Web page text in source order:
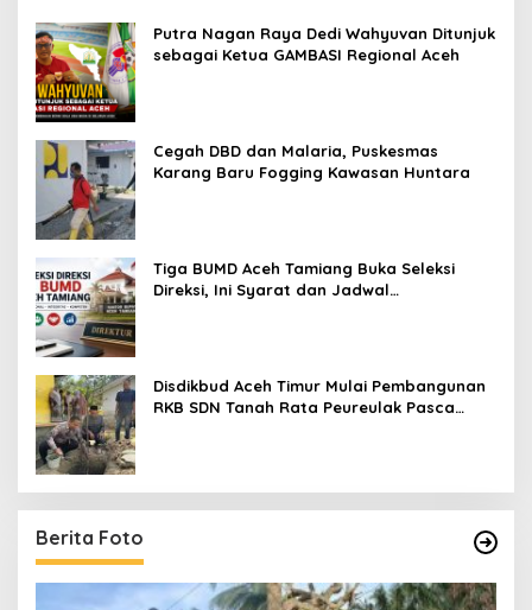
Putra Nagan Raya Dedi Wahyuvan Ditunjuk
sebagai Ketua GAMBASI Regional Aceh
Cegah DBD dan Malaria, Puskesmas
Karang Baru Fogging Kawasan Huntara
Tiga BUMD Aceh Tamiang Buka Seleksi
Direksi, Ini Syarat dan Jadwal
Disdikbud Aceh Timur Mulai Pembangunan
RKB SDN Tanah Rata Peureulak Pasca
Berita Foto